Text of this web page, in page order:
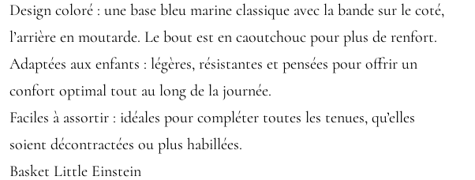
Design coloré : une base bleu marine classique avec la bande sur le coté,
l’arrière en moutarde. Le bout est en caoutchouc pour plus de renfort.
Adaptées aux enfants : légères, résistantes et pensées pour offrir un
confort optimal tout au long de la journée.
Faciles à assortir : idéales pour compléter toutes les tenues, qu’elles
soient décontractées ou plus habillées.
Basket Little Einstein